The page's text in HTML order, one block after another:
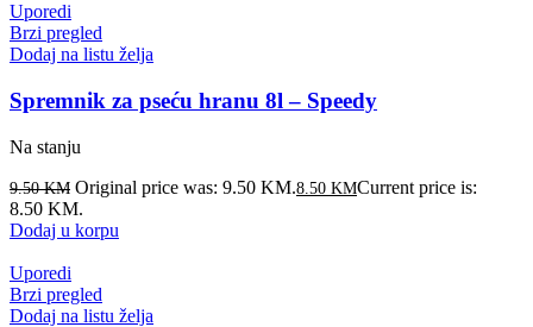
Uporedi
Brzi pregled
Dodaj na listu želja
Spremnik za pseću hranu 8l – Speedy
Na stanju
9.50KM Original price was: 9.50 KM.8.50 KMCurrent price is:
8.50 KM.
Dodaj u korpu
Uporedi
Brzi pregled
Dodaj na listu želja